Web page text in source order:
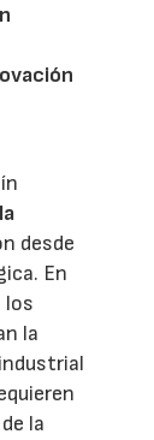
desde
En
los
la
la